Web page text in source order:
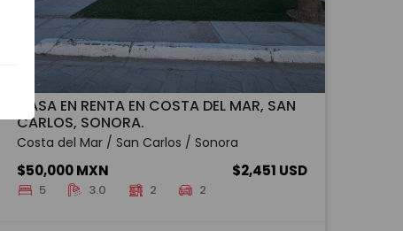
CASA EN RENTA EN COSTA DEL MAR, SAN
CARLOS, SONORA.
Costa del Mar / San Carlos / Sonora
$50,000 MXN $2,451 USD
5 3.0 2 2